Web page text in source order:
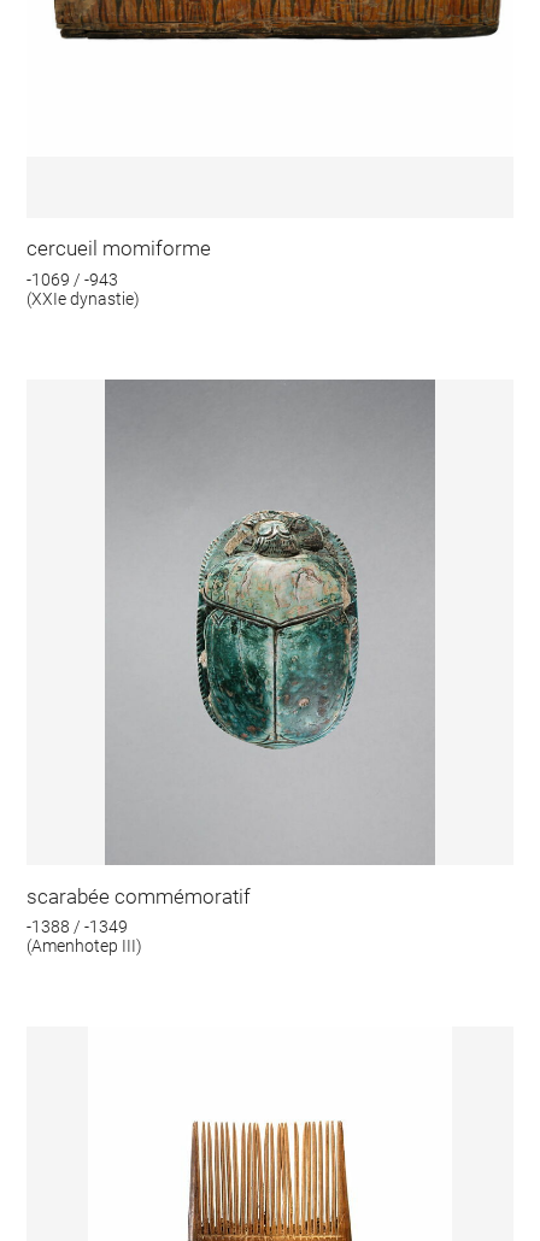
cercueil momiforme
-1069 / -943
(XXIe dynastie)
scarabée commémoratif
-1388 / -1349
(Amenhotep III)